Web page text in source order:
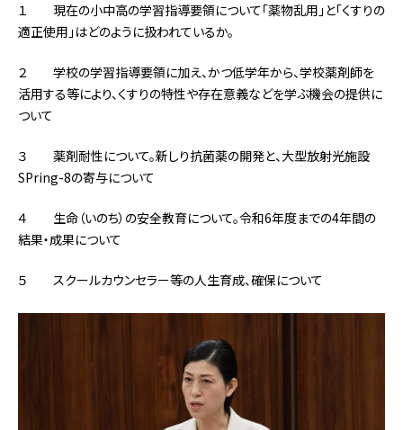
１ 現在の小中高の学習指導要領について「薬物乱用」と「くすりの
適正使用」はどのように扱われているか。
２ 学校の学習指導要領に加え、かつ低学年から、学校薬剤師を
活用する等により、くすりの特性や存在意義などを学ぶ機会の提供に
ついて
３ 薬剤耐性について。新しり抗菌薬の開発と、大型放射光施設
SPring-8の寄与について
４ 生命（いのち）の安全教育について。令和6年度までの4年間の
結果・成果について
５ スクールカウンセラー等の人生育成、確保について